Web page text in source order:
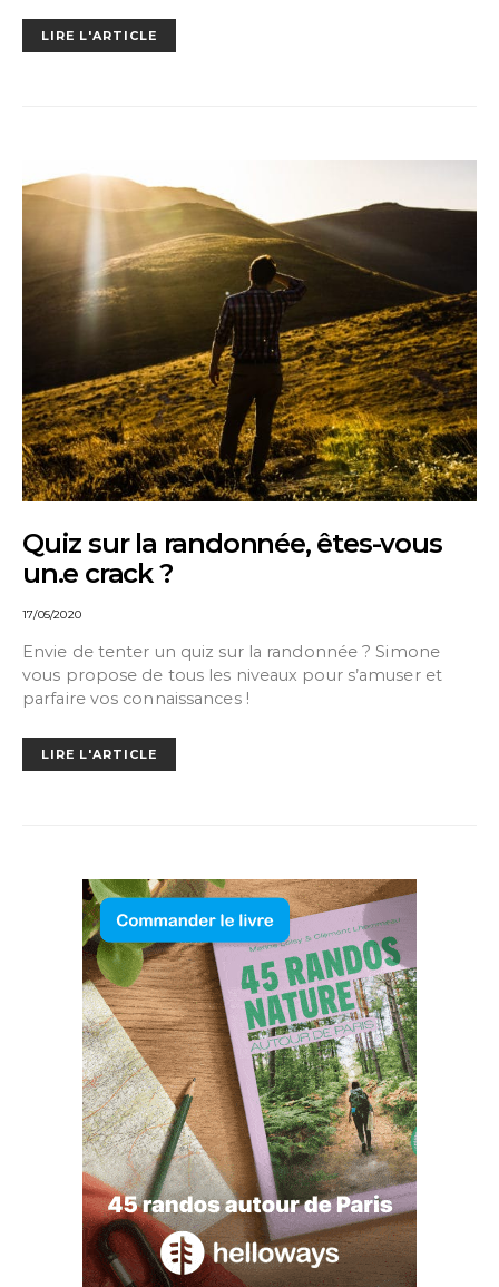
LIRE L'ARTICLE
Quiz sur la randonnée, êtes-vous
un.e crack ?
17/05/2020
Envie de tenter un quiz sur la randonnée ? Simone
vous propose de tous les niveaux pour s’amuser et
parfaire vos connaissances !
LIRE L'ARTICLE